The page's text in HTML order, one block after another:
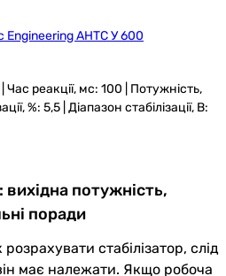
Engineering АНТС У 600
Час реакції, мс: 100 | Потужність,
%: 5,5 | Діапазон стабілізації, В:
вихідна потужність,
поради
стабілізатор, слід
має належати. Якщо робоча